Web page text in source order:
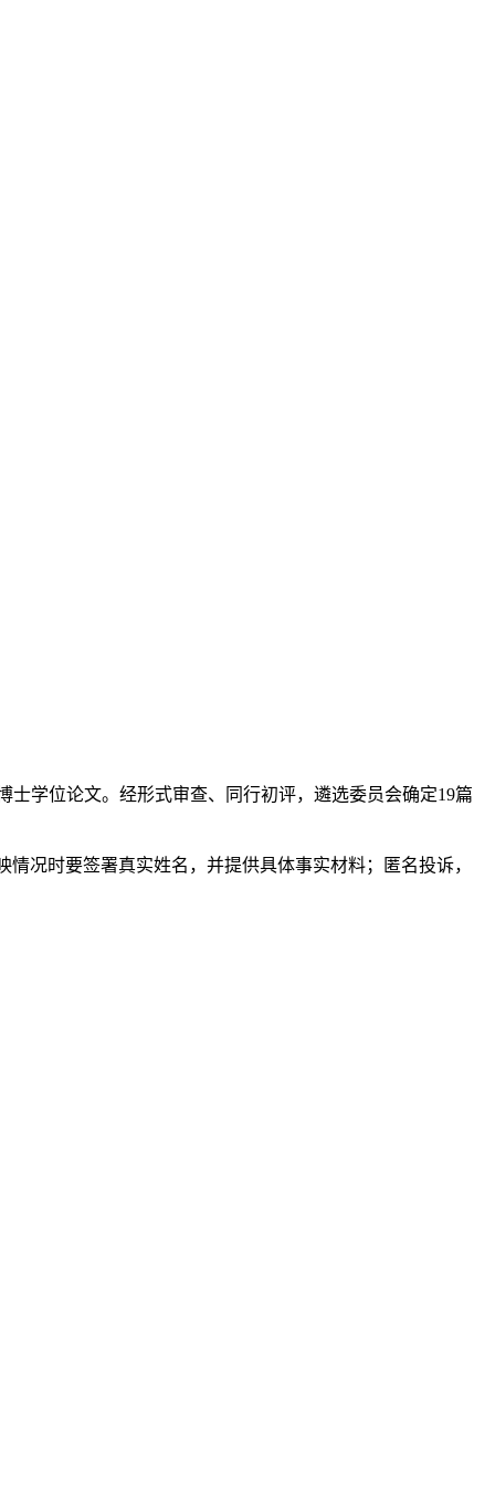
士学位论文。经形式审查、同行初评，遴选委员会确定19篇
况时要签署真实姓名，并提供具体事实材料；匿名投诉，